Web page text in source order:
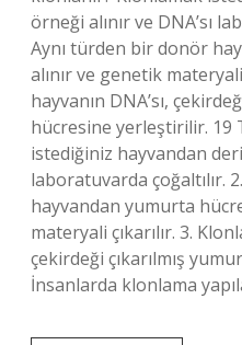
örneği alınır ve DNA’sı
Aynı türden bir donör
alınır ve genetik
hayvanın DNA’sı,
hücresine yerleştirilir. 19
istediğiniz hayvandan deri
laboratuvarda çoğaltılır.
hayvandan yumurta
materyali çıkarılır. 3.
çekirdeği çıkarılmış
İnsanlarda klonlama